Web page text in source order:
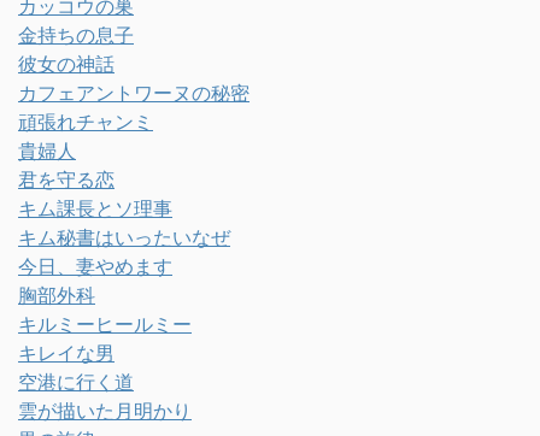
金持ちの息子
彼女の神話
カフェアントワーヌの秘密
頑張れチャンミ
貴婦人
君を守る恋
キム課長とソ理事
キム秘書はいったいなぜ
今日、妻やめます
胸部外科
キルミーヒールミー
キレイな男
空港に行く道
雲が描いた月明かり